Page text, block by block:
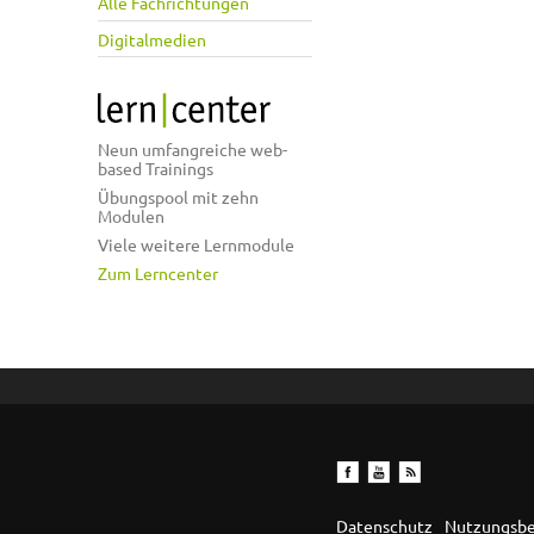
Digitalmedien
Neun umfangreiche web-
based Trainings
Übungspool mit zehn
Modulen
Viele weitere Lernmodule
Zum Lerncenter
Datenschutz